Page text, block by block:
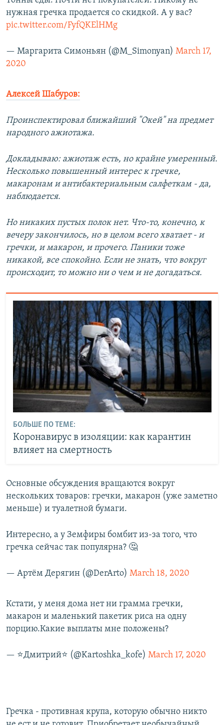
нужная гречка продается со скидкой. А у вас?
pic.twitter.com/FyfQKElHMg
— Маргарита Симоньян (@M_Simonyan) March 17,
2020
Алексей Шабуров:
Проинспектировал ближайший "Окей" на предмет
народного ажиотажа.
Докладываю: ажиотаж есть, но крайне умеренный.
Несколько повышенный интерес к гречке,
макаронам и антибактериальным салфеткам - да,
наблюдается.
Но никаких пустых полок нет. Что-то, конечно, к
вечеру закончилось, но в целом всего хватает - и
гречки, и макарон, и прочего. Паники тоже
никакой, все спокойно. Если не знать, что вокруг
происходит, то можно ни о чем и не догадаться.
БОЛЬШЕ ПО ТЕМЕ:
Коронавирус в изоляции: как карантин
влияет на смертность
Основные обсуждения вращаются вокруг
нескольких товаров: гречки, макарон (уже заметно
меньше) и туалетной бумаги.
Интересно, а у Земфиры бомбит из-за того, что
гречка сейчас так популярна? 🤔
— Артём Дерягин (@DerArto) March 18, 2020
Кстати, у меня дома нет ни грамма гречки,
макарон и маленький пакетик риса на одну
порцию.Какие выплаты мне положены?
— ⭐Дмитрий⭐ (@Kartoshka_kofe) March 17, 2020
Гречка - противная крупа, которую обычно никто